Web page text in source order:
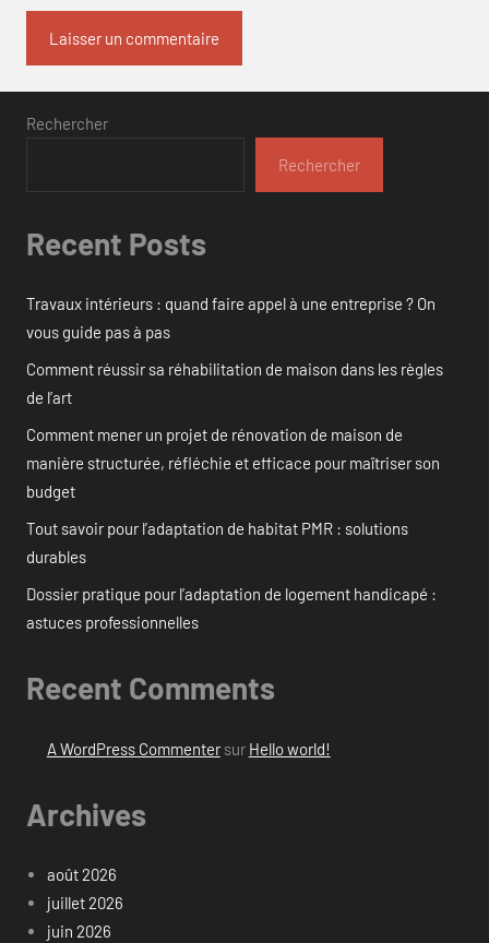
Rechercher
Rechercher
Recent Posts
Travaux intérieurs : quand faire appel à une entreprise ? On
vous guide pas à pas
Comment réussir sa réhabilitation de maison dans les règles
de l’art
Comment mener un projet de rénovation de maison de
manière structurée, réfléchie et efficace pour maîtriser son
budget
Tout savoir pour l’adaptation de habitat PMR : solutions
durables
Dossier pratique pour l’adaptation de logement handicapé :
astuces professionnelles
Recent Comments
A WordPress Commentersur Hello world!
Archives
août 2026
juillet 2026
juin 2026